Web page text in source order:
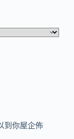
到你屋企佈